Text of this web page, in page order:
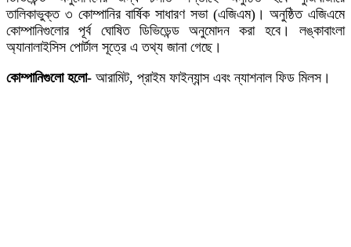
তালিকাভুক্ত ৩ কোম্পানির বার্ষিক সাধারণ সভা (এজিএম)। অনুষ্ঠিত এজিএমে
কোম্পানিগুলোর পূর্ব ঘোষিত ডিভিডেন্ড অনুমোদন করা হবে। লঙ্কাবাংলা
অ্যানালাইসিস পোর্টাল সূত্রে এ তথ্য জানা গেছে।
কোম্পানিগুলো হলো- আরামিট, প্রাইম ফাইন্যান্স এবং ন্যাশনাল ফিড মিলস।